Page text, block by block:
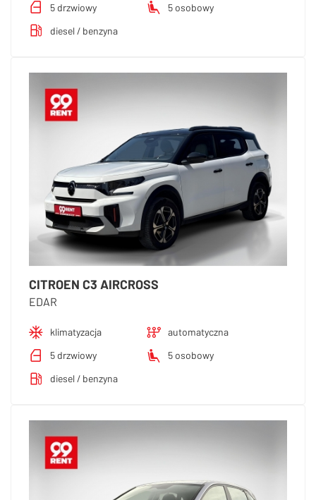
5 drzwiowy
5 osobowy
diesel / benzyna
CITROEN C3 AIRCROSS
EDAR
klimatyzacja
automatyczna
5 drzwiowy
5 osobowy
diesel / benzyna